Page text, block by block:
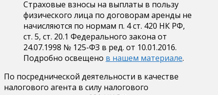
Страховые взносы на выплаты в пользу
физического лица по договорам аренды не
начисляются по нормам п. 4 ст. 420 НК РФ,
ст. 5, ст. 20.1 Федерального закона от
24.07.1998 № 125-ФЗ в ред. от 10.01.2016.
Подробно освещено в нашем материале.
По посреднической деятельности в качестве
налогового агента в силу налогового